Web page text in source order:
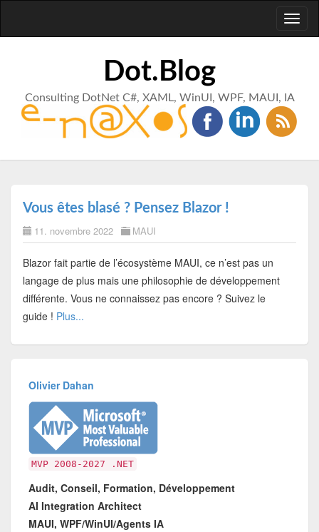
Dot.Blog
Consulting DotNet C#, XAML, WinUI, WPF, MAUI, IA
Vous êtes blasé ? Pensez Blazor !
11. novembre 2022 MAUI
Blazor fait partie de l’écosystème MAUI, ce n’est pas un
langage de plus mais une philosophie de développement
différente. Vous ne connaissez pas encore ? Suivez le
guide ! Plus...
Olivier Dahan
MVP 2008-2027 .NET
Audit, Conseil, Formation, Développement
AI Integration Architect
MAUI, WPF/WinUI/Agents IA